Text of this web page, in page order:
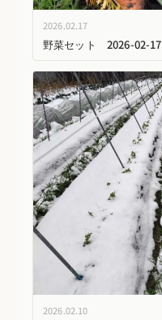
2026.02.17
野菜セット 2026-02-17
2026.02.10